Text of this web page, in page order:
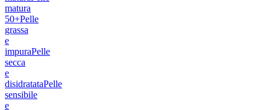
matura
50+Pelle
grassa
e
impuraPelle
secca
e
disidratataPelle
sensibile
e